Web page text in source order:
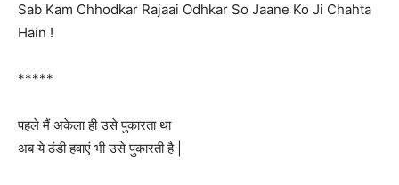
Sab Kam Chhodkar Rajaai Odhkar So Jaane Ko Ji Chahta
Hain !
*****
पहले मैं अकेला ही उसे पुकारता था
अब ये ठंडी हवाएं भी उसे पुकारती है |